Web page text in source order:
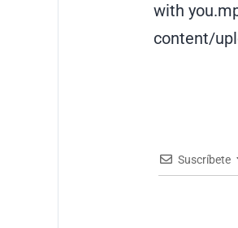
with
content/
Suscríbete